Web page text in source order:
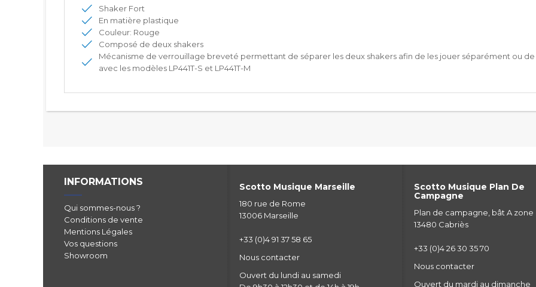
Shaker Fort
En matière plastique
Couleur: Rouge
Composé de deux shakers
Mécanisme de verrouillage breveté permettant de séparer les deux shakers afin de les jouer séparément ou
avec les modèles LP441T-S et LP441T-M
INFORMATIONS
Qui sommes-nous ?
Conditions de vente
Mentions Légales
Vos questions
Showroom
Scotto Musique Marseille
180 rue de Rome
13006 Marseille
+33 (0)4 91 37 58 65
Nous contacter
Ouvert du lundi au samedi
Scotto Musique Plan De
Campagne
Plan de campagne, bât A zone
13480 Cabriès
+33 (0)4 26 30 35 70
Nous contacter
Ouvert du mardi au dimanche